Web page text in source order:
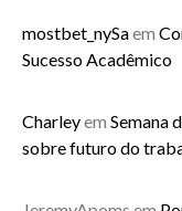
mostbet_nySaem
Sucesso Acadêmico
Charleyem Semana
sobre futuro do